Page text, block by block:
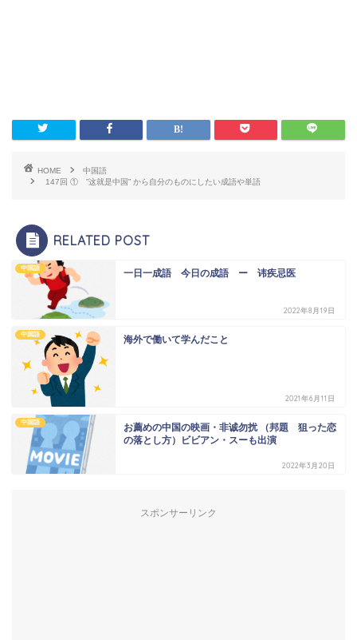
HOME
中国語
147回 ① ”这就是中国” から自分のものにしたい成語や単語
RELATED POST
中国語 一日一成語 今日の成語 ー 讳疾忌医
2022年8月19日
中国語 海外で働いて学んだこと
2021年6月11日
中国語
お薦めの中国の映画・非诚勿扰 （邦題 狙った恋
の落とし方）ビビアン・スーも出演
2022年3月20日
スポンサーリンク